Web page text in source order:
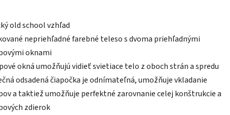
old school vzhľad
nepriehľadné farebné teleso s dvoma priehľadnými
oknami
okná umožňujú vidieť svietiace telo z oboch strán a spredu
odsadená čiapočka je odnímateľná, umožňuje vkladanie
a taktiež umožňuje perfektné zarovnanie celej konštrukcie a
zdierok